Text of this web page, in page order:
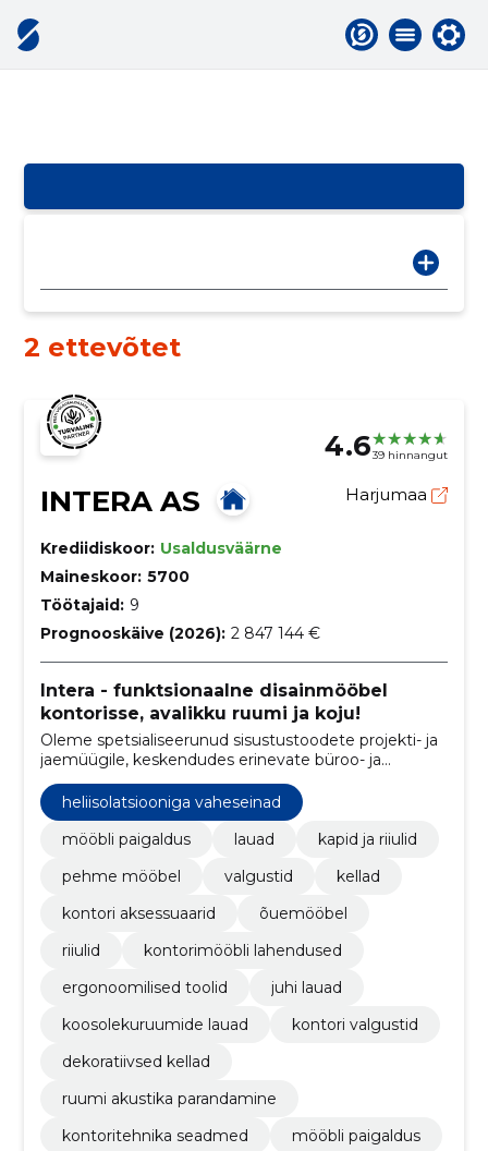
2 ettevõtet
4.639 hinnangut
INTERA AS Harjumaa
Krediidiskoor: Usaldusväärne
Maineskoor: 5700
Töötajaid: 9
Prognooskäive (2026): 2 847 144 €
Intera - funktsionaalne disainmööbel
kontorisse, avalikku ruumi ja koju!
Oleme spetsialiseerunud sisustustoodete projekti- ja
jaemüügile, keskendudes erinevate büroo- ja
disainmööbli kaubamärkide esindamisele üle
Euroopa.
heliisolatsiooniga vaheseinad
mööbli paigaldus
lauad
kapid ja riiulid
pehme mööbel
valgustid
kellad
kontori aksessuaarid
õuemööbel
riiulid
kontorimööbli lahendused
ergonoomilised toolid
juhi lauad
koosolekuruumide lauad
kontori valgustid
dekoratiivsed kellad
ruumi akustika parandamine
kontoritehnika seadmed
mööbli paigaldus